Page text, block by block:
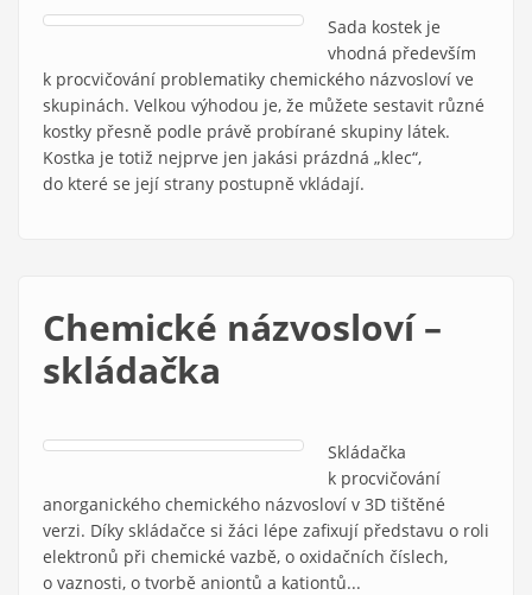
Sada kostek je
vhodná především
k procvičování problematiky chemického názvosloví ve
skupinách. Velkou výhodou je, že můžete sestavit různé
kostky přesně podle právě probírané skupiny látek.
Kostka je totiž nejprve jen jakási prázdná „klec“,
do které se její strany postupně vkládají.
Chemické názvosloví –
skládačka
Skládačka
k procvičování
anorganického chemického názvosloví v 3D tištěné
verzi. Díky skládačce si žáci lépe zafixují představu o roli
elektronů při chemické vazbě, o oxidačních číslech,
o vaznosti, o tvorbě aniontů a kationtů...